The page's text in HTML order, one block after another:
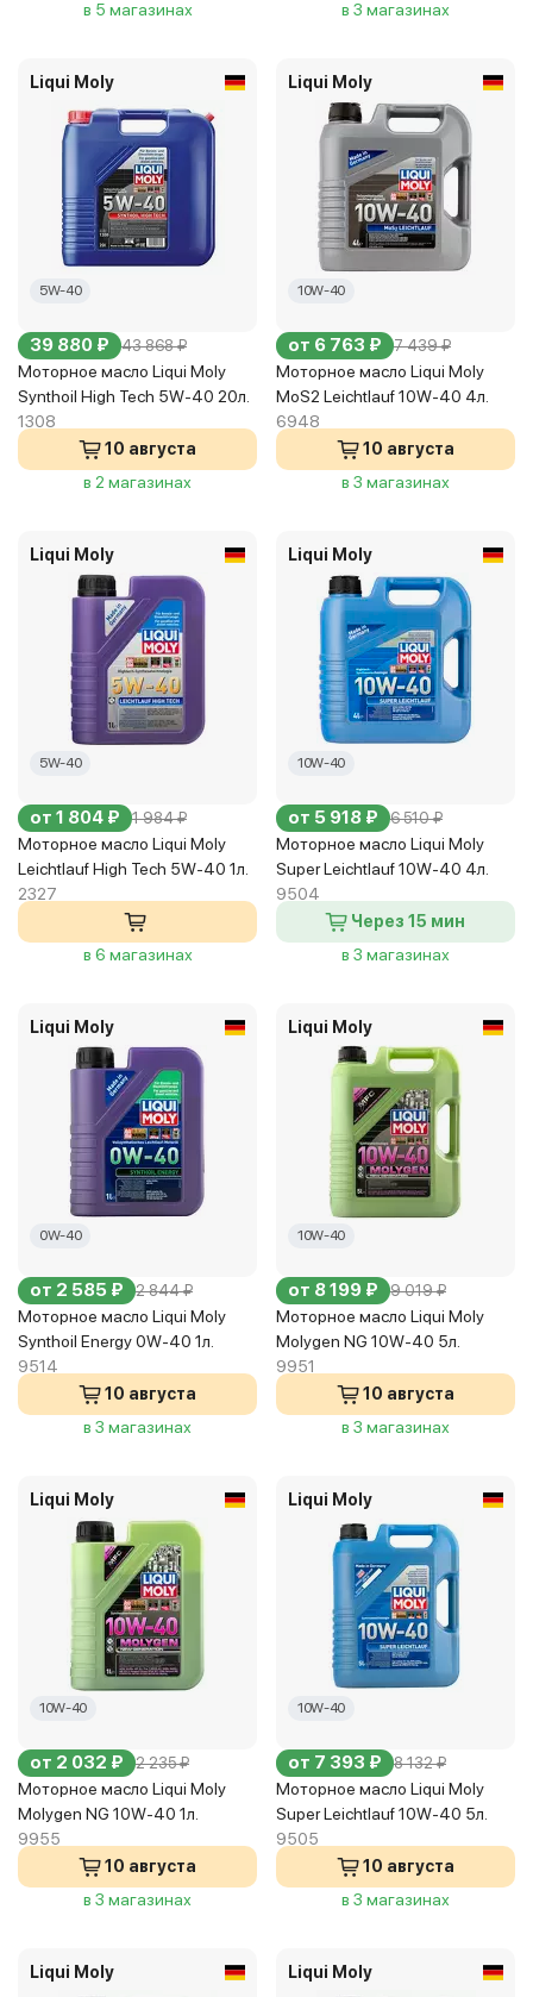
в 5 магазинах в 3 магазинах
Liqui Moly
5W-40
39 880 ₽ 43 868 ₽
Моторное масло Liqui Moly
Synthoil High Tech 5W-40 20л.
1308
10 августа
в 2 магазинах
Liqui Moly
10W-40
от 6 763 ₽ 7 439 ₽
Моторное масло Liqui Moly
MoS2 Leichtlauf 10W-40 4л.
6948
10 августа
в 3 магазинах
Liqui Moly
5W-40
от 1 804 ₽ 1 984 ₽
Моторное масло Liqui Moly
Leichtlauf High Tech 5W-40 1л.
2327
в 6 магазинах
Liqui Moly
10W-40
от 5 918 ₽ 6 510 ₽
Моторное масло Liqui Moly
Super Leichtlauf 10W-40 4л.
9504
Через 15 мин
в 3 магазинах
Liqui Moly
0W-40
от 2 585 ₽ 2 844 ₽
Моторное масло Liqui Moly
Synthoil Energy 0W-40 1л.
9514
10 августа
в 3 магазинах
Liqui Moly
10W-40
от 8 199 ₽ 9 019 ₽
Моторное масло Liqui Moly
Molygen NG 10W-40 5л.
9951
10 августа
в 3 магазинах
Liqui Moly
10W-40
от 2 032 ₽ 2 235 ₽
Моторное масло Liqui Moly
Molygen NG 10W-40 1л.
9955
10 августа
в 3 магазинах
Liqui Moly
10W-40
от 7 393 ₽ 8 132 ₽
Моторное масло Liqui Moly
Super Leichtlauf 10W-40 5л.
9505
10 августа
в 3 магазинах
Liqui Moly Liqui Moly